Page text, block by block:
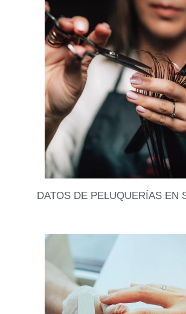
La verdad es que antes que ustedes
este dato, había investigado súper
tema.. Ahora me di cuenta de
Leer datos
Cada cierto tiempo es necesario ir a
ya sea por los niños, o por nosotras!
sano depende también de
DATOS DE PELUQUERÍAS EN